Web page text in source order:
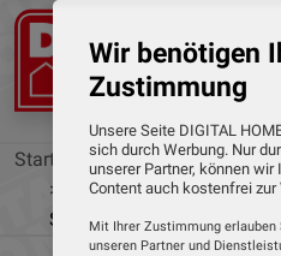
Startseite
News
Ring stellt neue
Sichtfeld wurde vergrößert
Wir benötigen
Zustimmung
Unsere Seite DIGITAL
sich durch Werbung. Nur
unserer Partner, können
Content auch kostenfrei
Mit Ihrer Zustimmung erlauben
unseren Partner und